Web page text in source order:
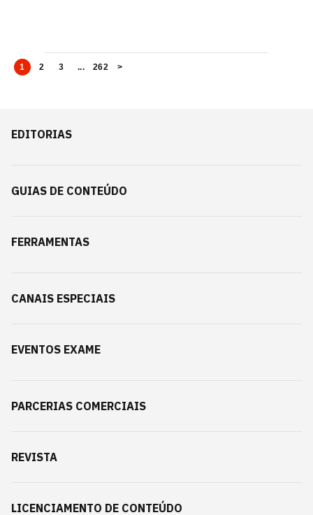
1 2 3 ... 262 >
EDITORIAS
GUIAS DE CONTEÚDO
FERRAMENTAS
CANAIS ESPECIAIS
EVENTOS EXAME
PARCERIAS COMERCIAIS
REVISTA
LICENCIAMENTO DE CONTEÚDO